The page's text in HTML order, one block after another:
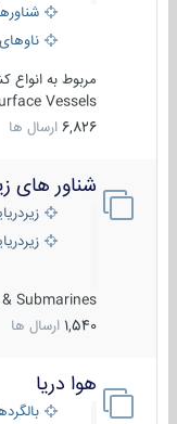
ناوهای
مربوط به انواع
Vessels
6,826 ارسال ها
شناور های
& Submarines
1,540 ارسال ها
هوا دریا
بالگردها